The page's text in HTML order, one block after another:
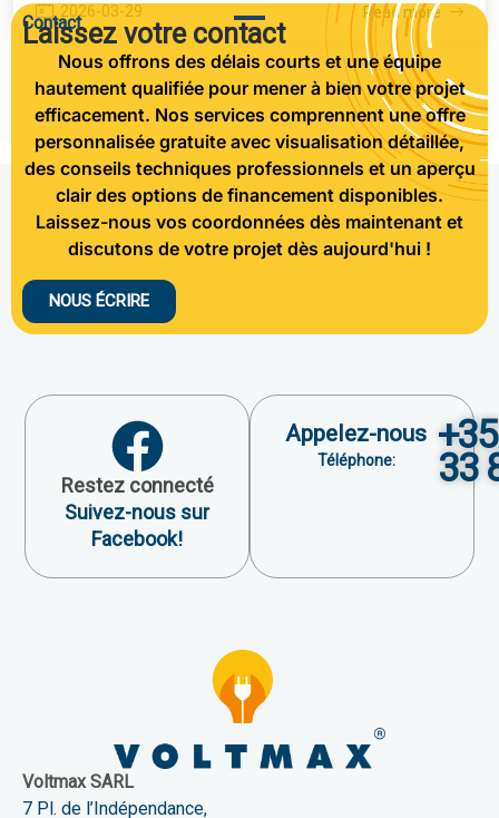
2026-03-29 Read more
Contact
Laissez votre contact
Nous offrons des délais courts et une équipe
hautement qualifiée pour mener à bien votre projet
efficacement. Nos services comprennent une offre
personnalisée gratuite avec visualisation détaillée,
des conseils techniques professionnels et un aperçu
clair des options de financement disponibles.
Laissez-nous vos coordonnées dès maintenant et
discutons de votre projet dès aujourd'hui !
NOUS ÉCRIRE
Restez connecté
Suivez-nous sur
Facebook!
Appelez-nous
Téléphone: 33
Voltmax SARL
7 Pl. de l’Indépendance,